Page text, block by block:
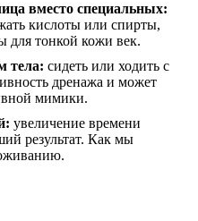
вместо специальных:
кислоты или спирты,
для тонкой кожи век.
тела: сидеть или ходить с
дренажа и может
мимики.
увеличение времени
результат. Как мы